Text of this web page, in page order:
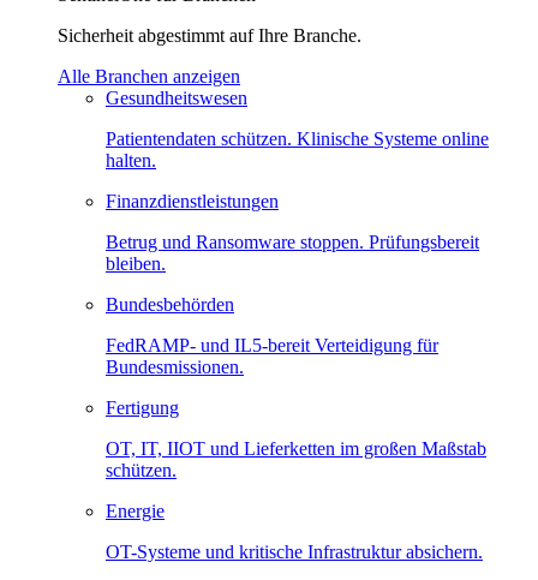
Sicherheit abgestimmt auf Ihre Branche.
Alle Branchen anzeigen
Gesundheitswesen
Patientendaten schützen. Klinische Systeme online
halten.
Finanzdienstleistungen
Betrug und Ransomware stoppen. Prüfungsbereit
bleiben.
Bundesbehörden
FedRAMP- und IL5-bereit Verteidigung für
Bundesmissionen.
Fertigung
OT, IT, IIOT und Lieferketten im großen Maßstab
schützen.
Energie
OT-Systeme und kritische Infrastruktur absichern.